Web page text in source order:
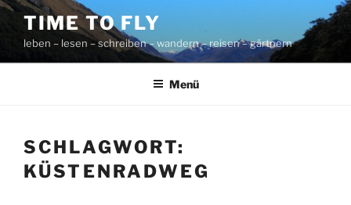
Zum
Inhalt
springen
TIME TO FLY
leben – lesen – schreiben – wandern – reisen – gärtnern
Menü
SCHLAGWORT:
KÜSTENRADWEG